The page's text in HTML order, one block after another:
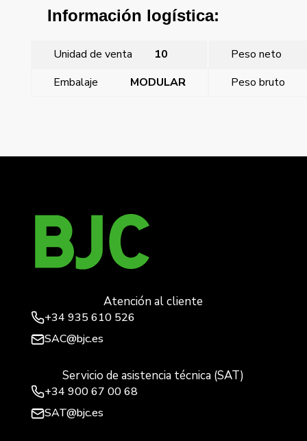
Información logística:
Unidad de venta 10
Peso neto
Embalaje
MODULAR Peso bruto
Atención al cliente
+34 935 610 526
SAC@bjc.es
Servicio de asistencia técnica (SAT)
+34 900 67 00 68
SAT@bjc.es